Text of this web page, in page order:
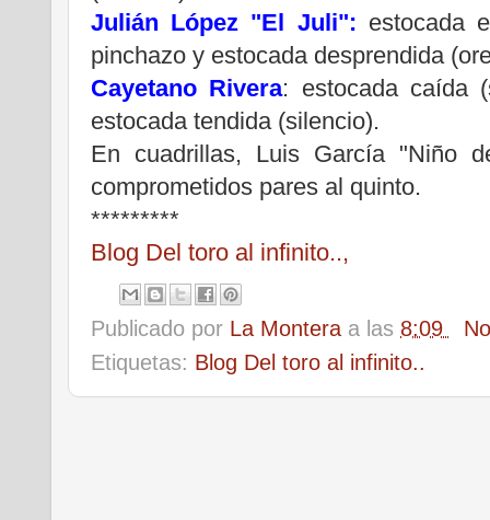
Julián López "El Juli": estocada
pinchazo y estocada desprendida
Cayetano Rivera: estocada caída
estocada tendida (silencio).
En cuadrillas, Luis García "Niño
comprometidos pares al quinto.
*********
Blog Del toro al infinito..,
Publicado por La Montera a las 8:09
Etiquetas: Blog Del toro al infinito..